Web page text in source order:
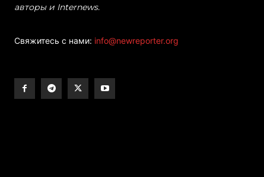
авторы и Internews.
Свяжитесь с нами: info@newreporter.org